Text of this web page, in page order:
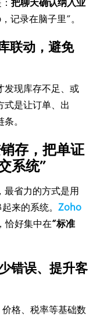
：把聊天确认纳入业
记录在脑子里”。
联动，避免
发现库存不足、或
式是让订单、出
。
存，把单证
系统”
最省力的方式是用
起来的系统。Zoho
恰好集中在“标准
错误、提升客
格、税率等基础数